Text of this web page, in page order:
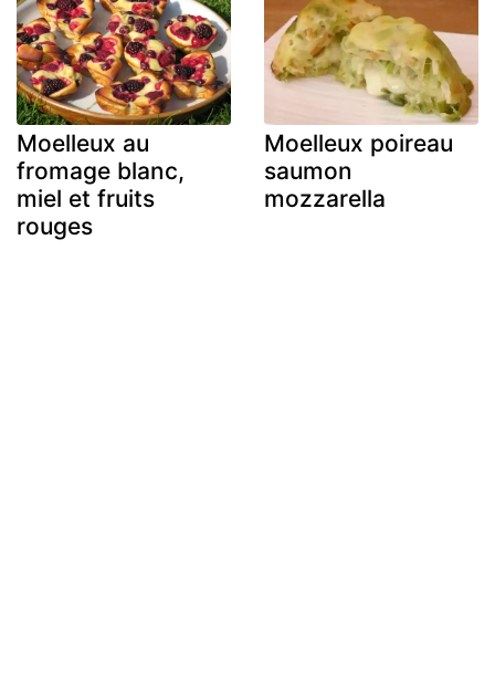
Moelleux au
fromage blanc,
miel et fruits
rouges
Moelleux poireau
saumon
mozzarella